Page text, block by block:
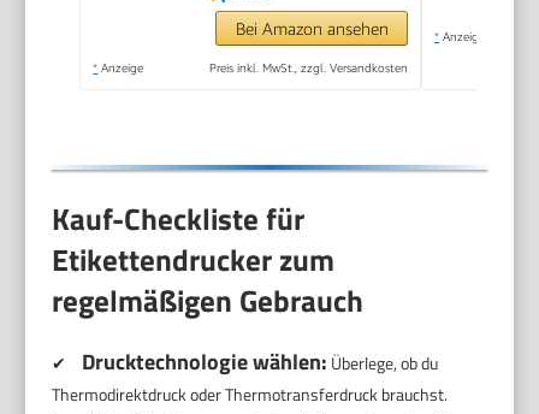
Bei Amazon ansehen
* Anzeige Preis inkl. MwSt., zzgl. Versandkosten
* Anzeige
Kauf-Checkliste für
Etikettendrucker zum
regelmäßigen Gebrauch
✔ Drucktechnologie wählen: Überlege, ob du
Thermodirektdruck oder Thermotransferdruck brauchst.